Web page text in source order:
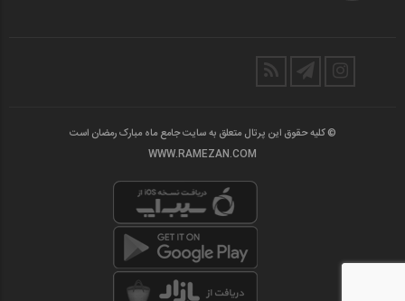
© کلیه حقوق این پرتال متعلق به سایت جامع ماه مبارک رمضان است
WWW.RAMEZAN.COM